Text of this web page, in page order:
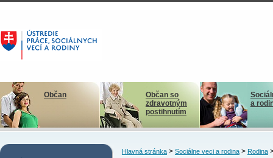
Občan
Občan so
zdravotným
postihnutím
a
Hlavná stránka> Sociálne veci a rodina> Rodina